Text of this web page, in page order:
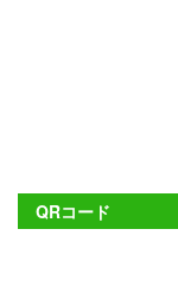
QRコード